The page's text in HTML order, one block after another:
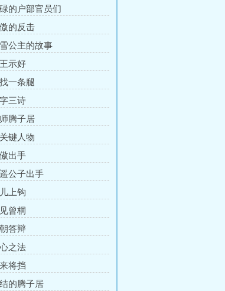
的户部官员们
的反击
公主的故事
示好
一条腿
三诗
腾子居
键人物
出手
公子出手
上钩
曾桐
答辩
之法
将挡
的腾子居